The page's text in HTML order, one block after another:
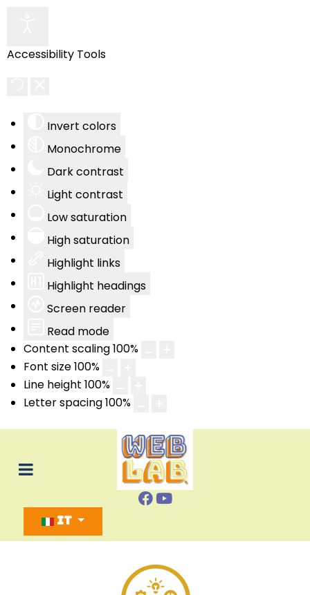
Accessibility Tools
Invert colors
Monochrome
Dark contrast
Light contrast
Low saturation
High saturation
Highlight links
Highlight headings
Screen reader
Read mode
Content scaling100%
Font size100%
Line height 100%
Letter spacing100%
Seleziona la tua lingua
IT